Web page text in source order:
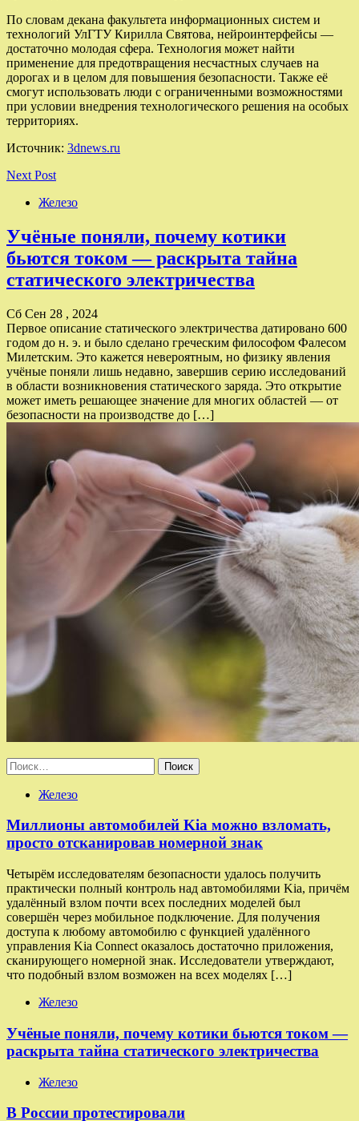
По словам декана факультета информационных систем и
технологий УлГТУ Кирилла Святова, нейроинтерфейсы —
достаточно молодая сфера. Технология может найти
применение для предотвращения несчастных случаев на
дорогах и в целом для повышения безопасности. Также её
смогут использовать люди с ограниченными возможностями
при условии внедрения технологического решения на особых
территориях.
Источник: 3dnews.ru
Next Post
Железо
Учёные поняли, почему котики
бьются током — раскрыта тайна
статического электричества
Сб Сен 28 , 2024
Первое описание статического электричества датировано 600
годом до н. э. и было сделано греческим философом Фалесом
Милетским. Это кажется невероятным, но физику явления
учёные поняли лишь недавно, завершив серию исследований
в области возникновения статического заряда. Это открытие
может иметь решающее значение для многих областей — от
безопасности на производстве до […]
Найти:
Железо
Миллионы автомобилей Kia можно взломать,
просто отсканировав номерной знак
Четырём исследователям безопасности удалось получить
практически полный контроль над автомобилями Kia, причём
удалённый взлом почти всех последних моделей был
совершён через мобильное подключение. Для получения
доступа к любому автомобилю с функцией удалённого
управления Kia Connect оказалось достаточно приложения,
сканирующего номерной знак. Исследователи утверждают,
что подобный взлом возможен на всех моделях […]
Железо
Учёные поняли, почему котики бьются током —
раскрыта тайна статического электричества
Железо
В России протестировали